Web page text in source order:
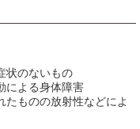
状のないもの
による身体障害
たものの放射性などによ